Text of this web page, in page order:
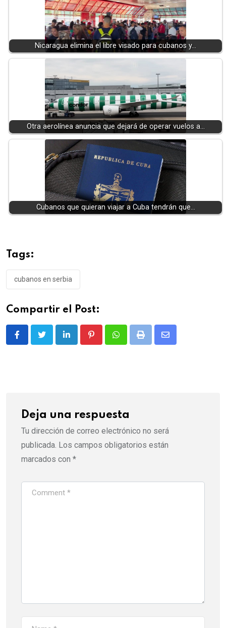
Nicaragua elimina el libre visado para cubanos y…
Otra aerolínea anuncia que dejará de operar vuelos a…
Cubanos que quieran viajar a Cuba tendrán que…
Tags:
cubanos en serbia
Compartir el Post:
LinkedIn PinterestWhatsappPrint
Share
Deja una respuesta
Tu dirección de correo electrónico no será
publicada. Los campos obligatorios están
marcados con *